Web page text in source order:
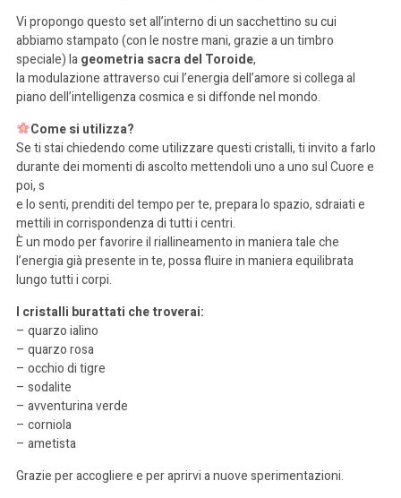
Vi propongo questo set all’interno di un sacchettino su cui
abbiamo stampato (con le nostre mani, grazie a un timbro
speciale) lageometria sacra del Toroide,
la modulazione attraverso cui l’energia dell’amore si collega al
piano dell’intelligenza cosmica e si diffonde nel mondo.
Come si utilizza?
Se ti stai chiedendo come utilizzare questi cristalli, ti invito a farlo
durante dei momenti di ascolto mettendoli uno a uno sul Cuore e
poi, s
e lo senti, prenditi del tempo per te, prepara lo spazio, sdraiati e
mettili in corrispondenza di tutti i centri.
È un modo per favorire il riallineamento in maniera tale che
l’energia già presente in te, possa fluire in maniera equilibrata
lungo tutti i corpi.
I cristalli burattati che troverai:
– quarzo ialino
– quarzo rosa
– occhio di tigre
– sodalite
– avventurina verde
– corniola
– ametista
Grazie per accogliere e per aprirvi a nuove sperimentazioni.